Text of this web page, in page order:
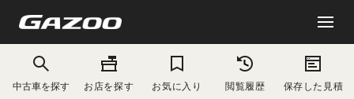
中古車を探す お店を探す お気に入り 閲覧履歴 保存した見積